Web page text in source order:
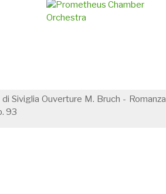
Siviglia Ouverture M. Bruch - Romanza
93